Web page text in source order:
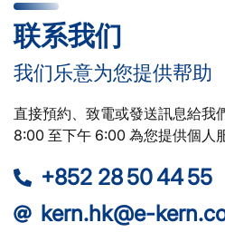
联系我们
我们乐意为您提供帮助
直接預約、致電或發送訊息給我
8:00 至下午 6:00 為您提供個人
+852 28 50 44 55
kern.hk@e-